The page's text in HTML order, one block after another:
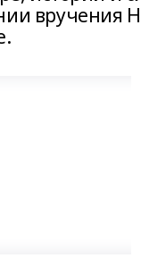
вручения